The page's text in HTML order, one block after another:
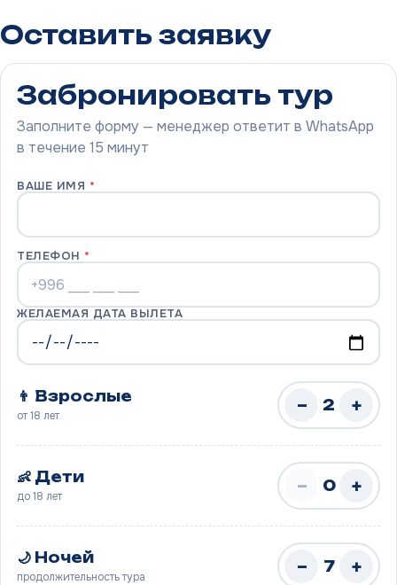
Оставить заявку
Забронировать тур
Заполните форму — менеджер ответит в WhatsApp
в течение 15 минут
ВАШЕ ИМЯ *
ТЕЛЕФОН *
ЖЕЛАЕМАЯ ДАТА ВЫЛЕТА
👨 Взрослые
от 18 лет
− 2 +
👶 Дети
до 18 лет
− 0 +
🌙 Ночей
продолжительность тура
− 7 +